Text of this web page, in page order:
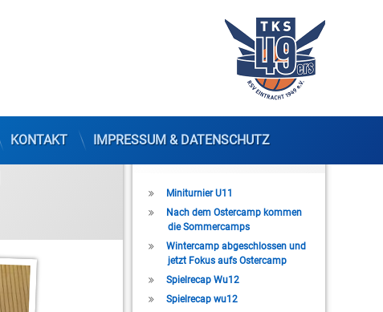
KONTAKT IMPRESSUM & DATENSCHUTZ
Miniturnier U11
Nach dem Ostercamp kommen
die Sommercamps
Wintercamp abgeschlossen und
jetzt Fokus aufs Ostercamp
Spielrecap Wu12
Spielrecap wu12